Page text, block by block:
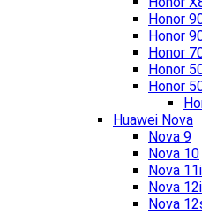
Honor
Honor
Honor
Honor
Honor
Huawei Nova
Nova 9
Nova 10
Nova 11i
Nova 12i
Nova